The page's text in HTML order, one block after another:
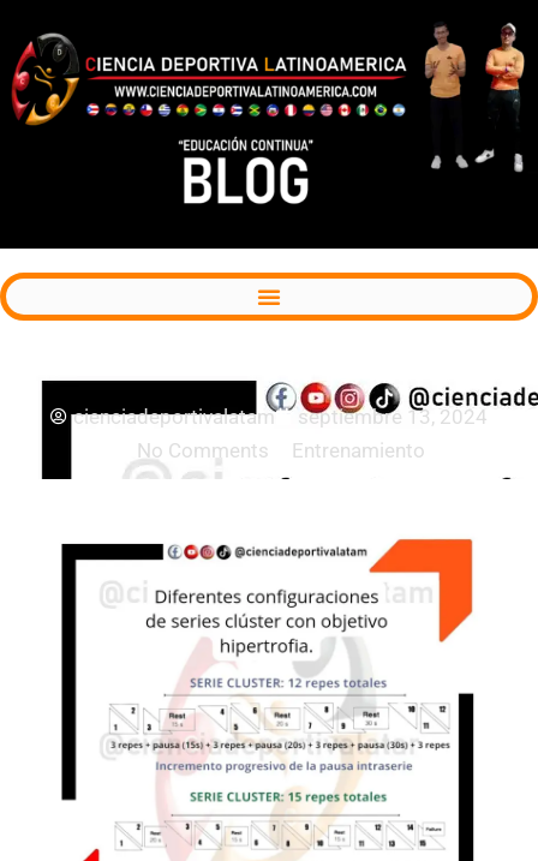
cienciadeportivalatam
septiembre 13, 2024
No Comments
Entrenamiento